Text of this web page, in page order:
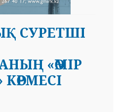
СУРЕТШІ
«ӨМІР